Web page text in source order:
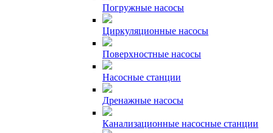
Погружные насосы
Циркуляционные насосы
Поверхностные насосы
Насосные станции
Дренажные насосы
Канализационные насосные станции